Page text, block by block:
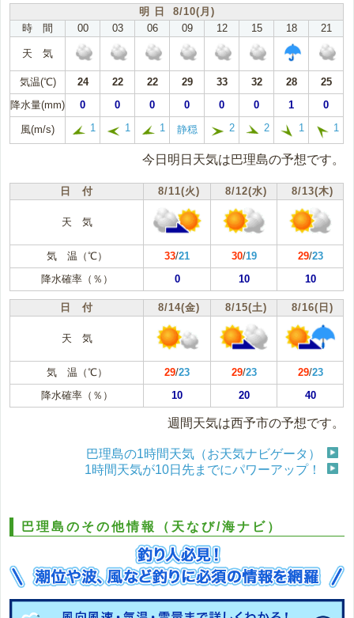
明 日 8/10(月)
時 間
00 03 06 09 12 15 18 21
天 気
気温(℃) 24 22 22 29 33 32 28
25
降水量(mm)
0 0 0 0 0 0 1 0
風(m/s) 1 1 1 静穏 2 2 1 1
今日明日天気は巴理島の予想です。
日 付 8/11(火) 8/12(水) 8/13(木)
天 気
気 温（℃） 33/21 30/19 29/23
降水確率（％）
0 10 10
日 付 8/14(金) 8/15(土) 8/16(日)
天 気
気 温（℃） 29/23 29/23 29/23
降水確率（％）
10 20 40
週間天気は西予市の予想です。
巴理島の1時間天気（お天気ナビゲータ）
1時間天気が10日先までにパワーアップ！
巴理島のその他情報（天なび/海ナビ）